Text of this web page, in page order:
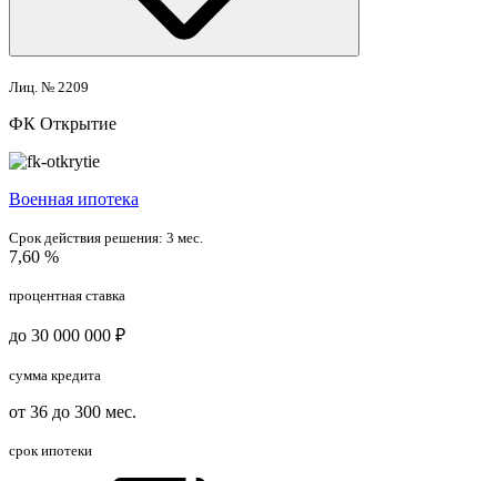
Лиц. № 2209
ФК Открытие
Военная ипотека
Срок действия решения: 3 мес.
7,60 %
процентная ставка
до 30 000 000 ₽
сумма кредита
от 36 до 300 мес.
срок ипотеки